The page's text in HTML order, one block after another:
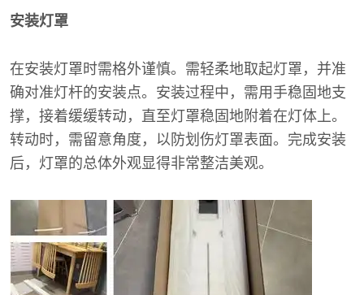
安装灯罩
在安装灯罩时需格外谨慎。需轻柔地取起灯罩，并准
确对准灯杆的安装点。安装过程中，需用手稳固地支
撑，接着缓缓转动，直至灯罩稳固地附着在灯体上。
转动时，需留意角度，以防划伤灯罩表面。完成安装
后，灯罩的总体外观显得非常整洁美观。